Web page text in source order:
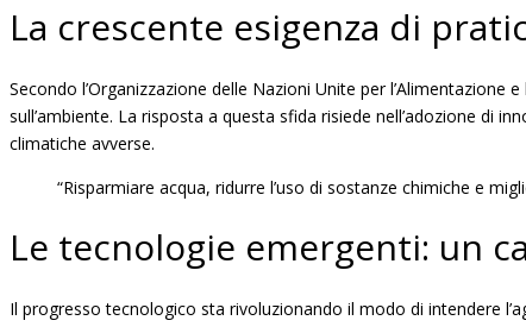
La crescente esigenza di
Secondo l’Organizzazione delle Nazioni Unite per
sull’ambiente. La risposta a questa sfida risiede nell’adozione di
climatiche avverse.
“Risparmiare acqua, ridurre l’uso di sostanze chimiche e
Le tecnologie emergenti: un
Il progresso tecnologico sta rivoluzionando il modo di intendere